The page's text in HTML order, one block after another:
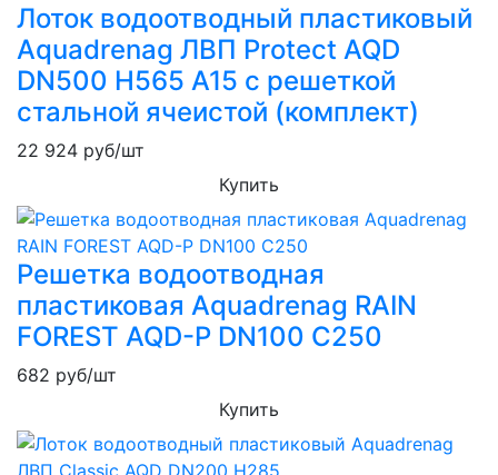
Лоток водоотводный пластиковый
Aquadrenag ЛВП Protect AQD
DN500 H565 А15 с решеткой
стальной ячеистой (комплект)
22 924 руб/шт
Купить
Решетка водоотводная
пластиковая Aquadrenag RAIN
FOREST AQD-P DN100 С250
682 руб/шт
Купить